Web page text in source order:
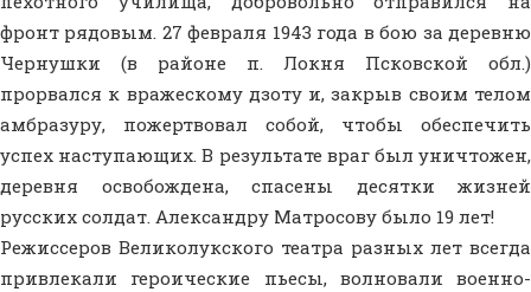
фронт рядовым. 27 февраля 1943 года в бою за деревню
Чернушки (в районе п. Локня Псковской обл.)
прорвался к вражескому дзоту и, закрыв своим телом
амбразуру, пожертвовал собой, чтобы обеспечить
успех наступающих. В результате враг был уничтожен,
деревня освобождена, спасены десятки жизней
русских солдат. Александру Матросову было 19 лет!
Режиссеров Великолукского театра разных лет всегда
привлекали героические пьесы, волновали военно-